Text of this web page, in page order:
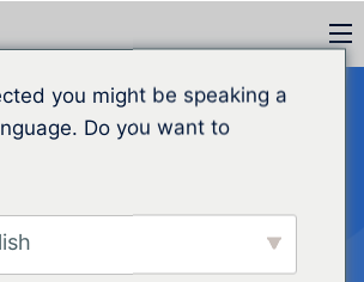
Moduli
intelligenti
you might be speaking a
Do you want to